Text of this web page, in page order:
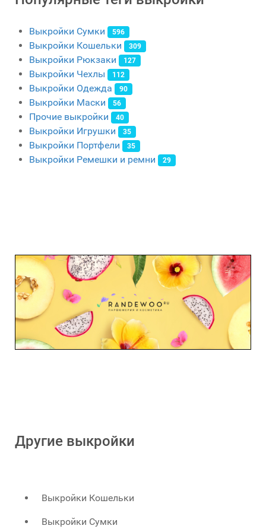
Выкройки Сумки 596
Выкройки Кошельки 309
Выкройки Рюкзаки 127
Выкройки Чехлы 112
Выкройки Одежда 90
Выкройки Маски 56
Прочие выкройки 40
Выкройки Игрушки 35
Выкройки Портфели 35
Выкройки Ремешки и ремни 29
Другие выкройки
Выкройки Кошельки
Выкройки Сумки